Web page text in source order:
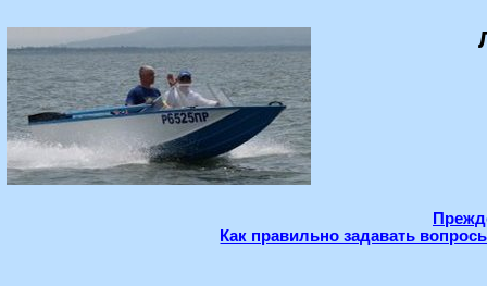
Как правильно задавать